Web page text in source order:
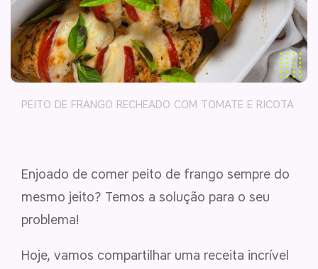
PEITO DE FRANGO RECHEADO COM TOMATE E RICOTA
Enjoado de comer peito de frango sempre do
mesmo jeito? Temos a solução para o seu
problema!
Hoje, vamos compartilhar uma receita incrível